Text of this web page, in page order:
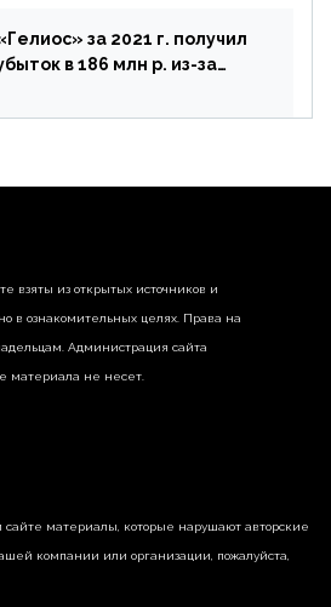
за 2021 г. получил
в 186 млн р. из-за
недвижимости
взяты из открытых источников и
в ознакомительных целях. Права на
Администрация сайта
материала не несет.
материалы, которые нарушают авторские
компании или организации, пожалуйста,